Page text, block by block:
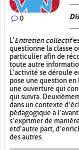
0
L’Entretien collectif
questionne la classe
particulier afin de
toute autre
L’activité se déroule
pose une question
une ouverture qui
qui suivra.
dans un contexte
pédagogique a
s’exprimer de
et d’autre part,
des autres.